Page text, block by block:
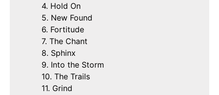
4. Hold On
5. New Found
6. Fortitude
7. The Chant
8. Sphinx
9. Into the Storm
10. The Trails
11. Grind